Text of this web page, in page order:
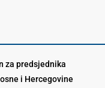
za predsjednika
i Hercegovine